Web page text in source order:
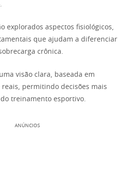
explorados aspectos fisiológicos,
que ajudam a diferenciar
crônica.
visão clara, baseada em
reais, permitindo decisões mais
treinamento esportivo.
ANÚNCIOS